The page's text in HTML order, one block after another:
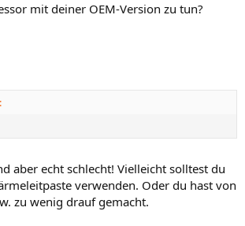
mit deiner OEM-Version zu tun?
aber echt schlecht! Vielleicht solltest du
verwenden. Oder du hast von
zu wenig drauf gemacht.